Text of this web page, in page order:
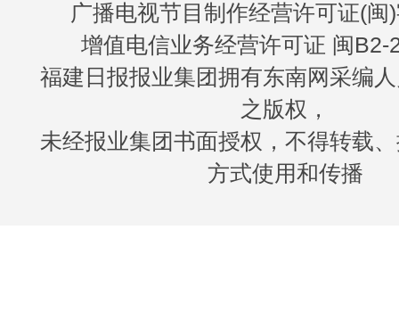
广播电视节目制作经营许可证(闽
增值电信业务经营许可证 闽B2-
福建日报报业集团拥有东南网采编
之版权，
未经报业集团书面授权，不得转载
方式使用和传播